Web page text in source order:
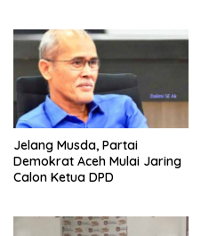
Jelang Musda, Partai
Demokrat Aceh Mulai Jaring
Calon Ketua DPD